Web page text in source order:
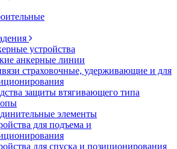
устройства
анкерные линии
страховочные, удерживающие и для
защиты втягивающего типа
элементы
для подъема и
для спуска и позиционирования